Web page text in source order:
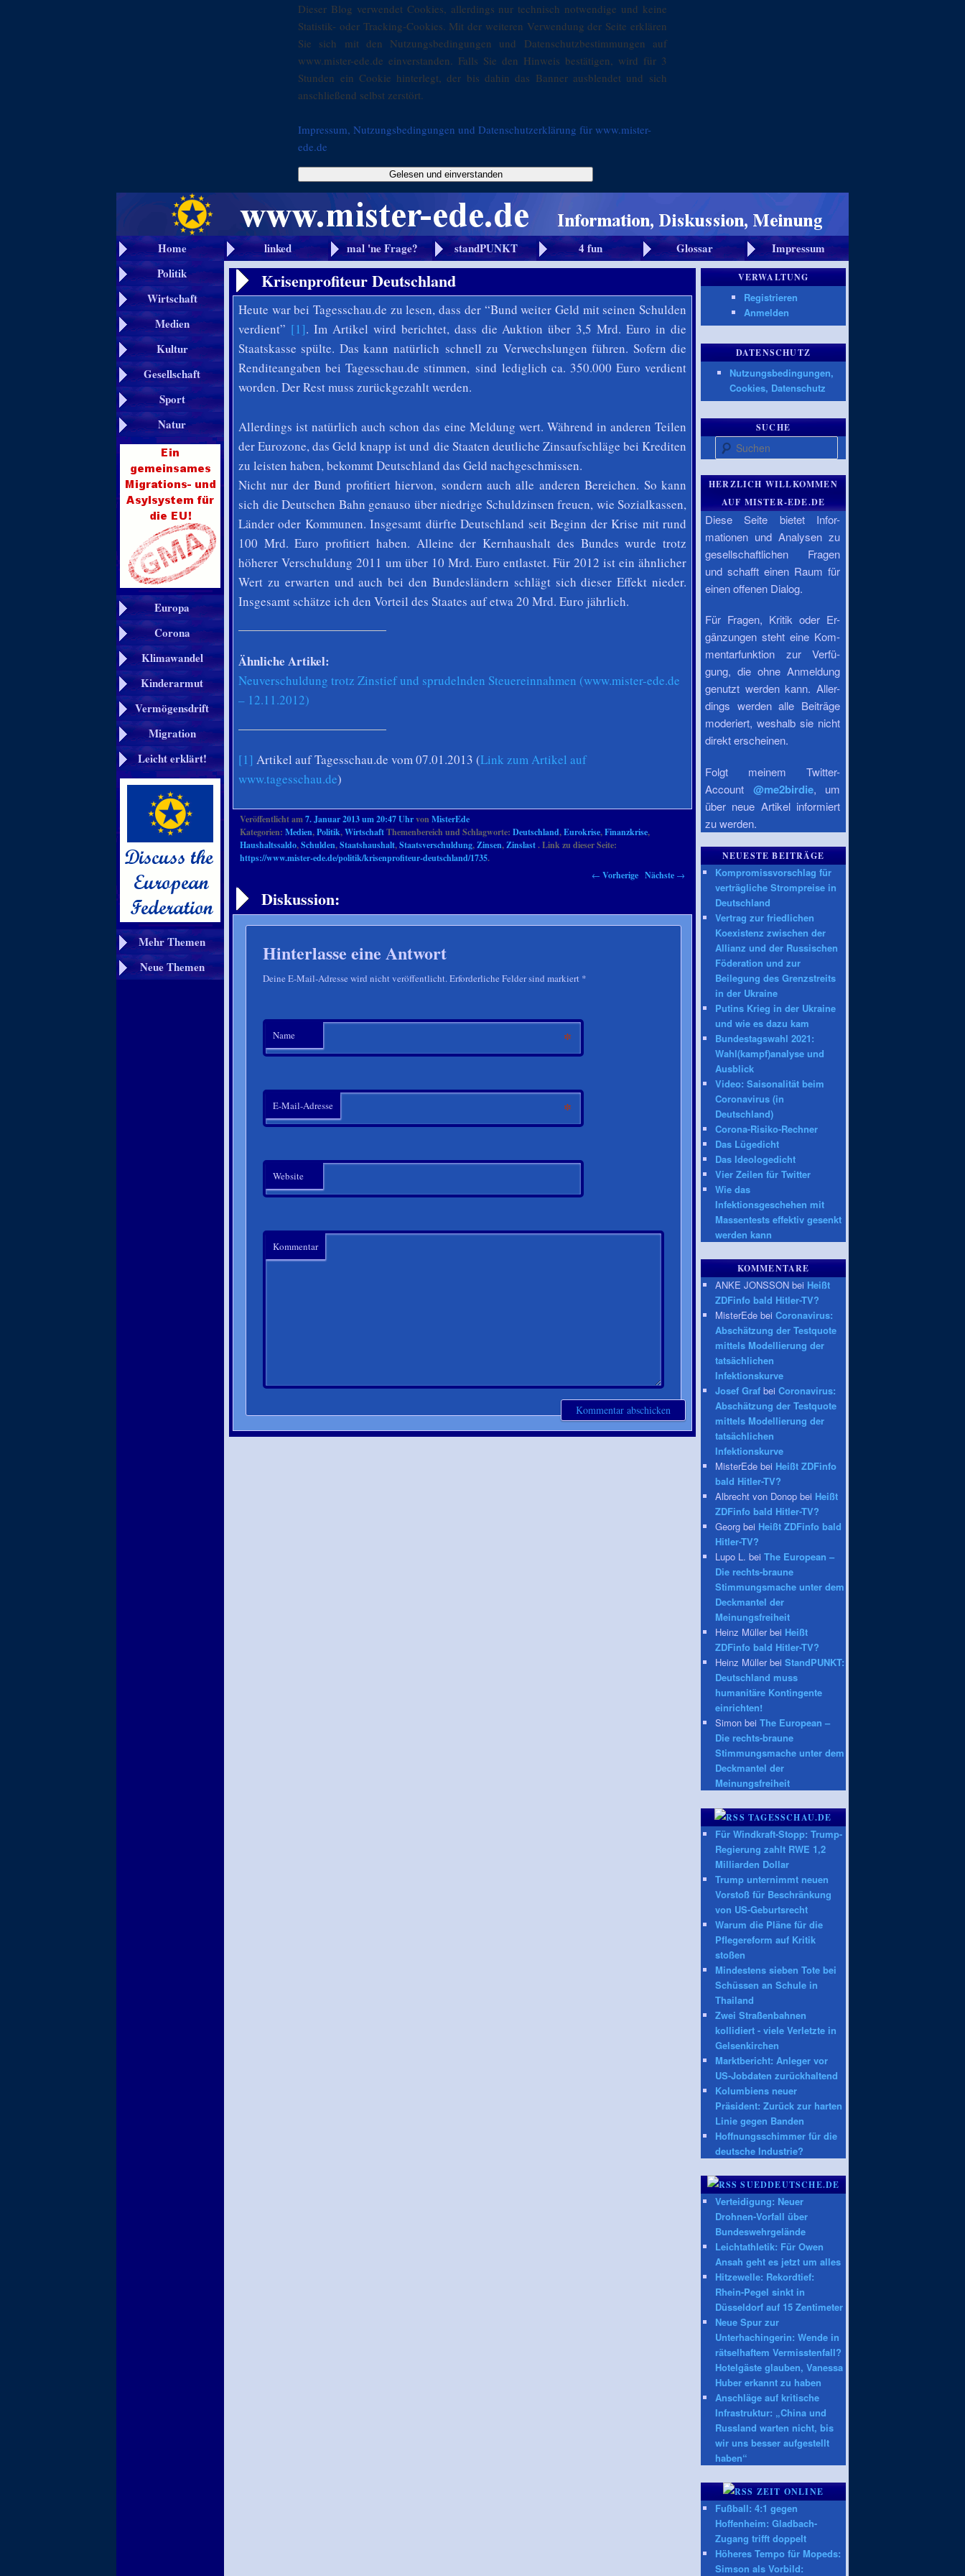
Dieser Blog verwendet Cookies, allerdings nur technisch notwendige und keine
Statistik- oder Tracking-Cookies. Mit der weiteren Verwendung der Seite erklären
Sie sich mit den Nutzungsbedingungen und Datenschutzbestimmungen auf
www.mister-ede.de einverstanden. Falls Sie den Hinweis bestätigen, wird für 3
Stunden ein Cookie hinterlegt, der bis dahin das Banner ausblendet und sich
anschließend selbst zerstört.
Impressum, Nutzungsbedingungen und Datenschutzerklärung für www.mister-
ede.de
Gelesen und einverstanden
Home linked mal 'ne Frage? standPUNKT 4 fun Glossar
Impressum
Politik
Wirtschaft
Medien
Kultur
Gesellschaft
Sport
Natur
Europa
Corona
Klimawandel
Kinderarmut
Vermögensdrift
Migration
Leicht erklärt!
Mehr Themen
Neue Themen
Krisenprofiteur Deutschland
Heute war bei Tagesschau.de zu lesen, dass der “Bund weiter Geld mit seinen Schulden
verdient” [1]. Im Artikel wird berichtet, dass die Auktion über 3,5 Mrd. Euro in die
Staatskasse spülte. Das kann natürlich schnell zu Verwechslungen führen. Sofern die
Renditeangaben bei Tagesschau.de stimmen, sind lediglich ca. 350.000 Euro verdient
worden. Der Rest muss zurückgezahlt werden.
Allerdings ist natürlich auch schon das eine Meldung wert. Während in anderen Teilen
der Eurozone, das Geld knapp ist und die Staaten deutliche Zinsaufschläge bei Krediten
zu leisten haben, bekommt Deutschland das Geld nachgeschmissen.
Nicht nur der Bund profitiert hiervon, sondern auch alle anderen Bereichen. So kann
sich die Deutschen Bahn genauso über niedrige Schuldzinsen freuen, wie Sozialkassen,
Länder oder Kommunen. Insgesamt dürfte Deutschland seit Beginn der Krise mit rund
100 Mrd. Euro profitiert haben. Alleine der Kernhaushalt des Bundes wurde trotz
höherer Verschuldung 2011 um über 10 Mrd. Euro entlastet. Für 2012 ist ein ähnlicher
Wert zu erwarten und auch bei den Bundesländern schlägt sich dieser Effekt nieder.
Insgesamt schätze ich den Vorteil des Staates auf etwa 20 Mrd. Euro jährlich.
Ähnliche Artikel:
Neuverschuldung trotz Zinstief und sprudelnden Steuereinnahmen (www.mister-ede.de
– 12.11.2012)
[1] Artikel auf Tagesschau.de vom 07.01.2013 (Link zum Artikel auf
www.tagesschau.de)
Veröffentlicht am7. Januar 2013 um 20:47 Uhrvon MisterEde
Kategorien: Medien,Politik,WirtschaftThemenbereich und Schlagworte: Deutschland,Eurokrise,Finanzkrise,
Haushaltssaldo,Schulden,Staatshaushalt,Staatsverschuldung,Zinsen,Zinslast. Link zu dieser Seite:
https://www.mister-ede.de/politik/krisenprofiteur-deutschland/1735.
← Vorherige Nächste →
Diskussion:
Hinterlasse eine Antwort
Deine E-Mail-Adresse wird nicht veröffentlicht. Erforderliche Felder sind markiert *
Name *
E-Mail-Adresse *
Website
Kommentar
VERWALTUNG
Registrieren
Anmelden
DATENSCHUTZ
Nutzungsbedingungen,
Cookies, Datenschutz
SUCHE
Suchen
HERZLICH WILLKOMMEN
AUF MISTER-EDE.DE
Diese Seite bietet Infor-
mationen und Analysen zu
gesellschaftlichen Fragen
und schafft einen Raum für
einen offenen Dialog.
Für Fragen, Kritik oder Er-
gänzungen steht eine Kom-
mentarfunktion zur Verfü-
gung, die ohne Anmeldung
genutzt werden kann. Aller-
dings werden alle Beiträge
moderiert, weshalb sie nicht
direkt erscheinen.
Folgt meinem Twitter-
Account @me2birdie, um
über neue Artikel informiert
zu werden.
NEUESTE BEITRÄGE
Kompromissvorschlag für
verträgliche Strompreise in
Deutschland
Vertrag zur friedlichen
Koexistenz zwischen der
Allianz und der Russischen
Föderation und zur
Beilegung des Grenzstreits
in der Ukraine
Putins Krieg in der Ukraine
und wie es dazu kam
Bundestagswahl 2021:
Wahl(kampf)analyse und
Ausblick
Video: Saisonalität beim
Coronavirus (in
Deutschland)
Corona-Risiko-Rechner
Das Lügedicht
Das Ideologedicht
Vier Zeilen für Twitter
Wie das
Infektionsgeschehen mit
Massentests effektiv gesenkt
werden kann
KOMMENTARE
ANKE JONSSON bei Heißt
ZDFinfo bald Hitler-TV?
MisterEde bei Coronavirus:
Abschätzung der Testquote
mittels Modellierung der
tatsächlichen
Infektionskurve
Josef Graf bei Coronavirus:
Abschätzung der Testquote
mittels Modellierung der
tatsächlichen
Infektionskurve
MisterEde bei Heißt ZDFinfo
bald Hitler-TV?
Albrecht von Donop bei Heißt
ZDFinfo bald Hitler-TV?
Georg bei Heißt ZDFinfo bald
Hitler-TV?
Lupo L. bei The European –
Die rechts-braune
Stimmungsmache unter dem
Deckmantel der
Meinungsfreiheit
Heinz Müller bei Heißt
ZDFinfo bald Hitler-TV?
Heinz Müller bei StandPUNKT:
Deutschland muss
humanitäre Kontingente
einrichten!
Simon bei The European –
Die rechts-braune
Stimmungsmache unter dem
Deckmantel der
Meinungsfreiheit
TAGESSCHAU.DE
Für Windkraft-Stopp: Trump-
Regierung zahlt RWE 1,2
Milliarden Dollar
Trump unternimmt neuen
Vorstoß für Beschränkung
von US-Geburtsrecht
Warum die Pläne für die
Pflegereform auf Kritik
stoßen
Mindestens sieben Tote bei
Schüssen an Schule in
Thailand
Zwei Straßenbahnen
kollidiert - viele Verletzte in
Gelsenkirchen
Marktbericht: Anleger vor
US-Jobdaten zurückhaltend
Kolumbiens neuer
Präsident: Zurück zur harten
Linie gegen Banden
Hoffnungsschimmer für die
deutsche Industrie?
SUEDDEUTSCHE.DE
Verteidigung: Neuer
Drohnen-Vorfall über
Bundeswehrgelände
Leichtathletik: Für Owen
Ansah geht es jetzt um alles
Hitzewelle: Rekordtief:
Rhein-Pegel sinkt in
Düsseldorf auf 15 Zentimeter
Neue Spur zur
Unterhachingerin: Wende in
rätselhaftem Vermisstenfall?
Hotelgäste glauben, Vanessa
Huber erkannt zu haben
Anschläge auf kritische
Infrastruktur: „China und
Russland warten nicht, bis
wir uns besser aufgestellt
haben“
ZEIT ONLINE
Fußball: 4:1 gegen
Hoffenheim: Gladbach-
Zugang trifft doppelt
Höheres Tempo für Mopeds:
Simson als Vorbild: